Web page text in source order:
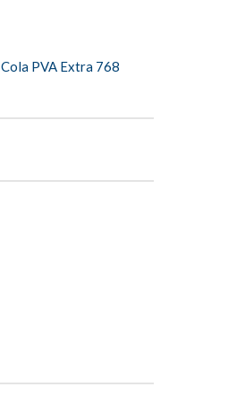
Cola PVA Extra 768